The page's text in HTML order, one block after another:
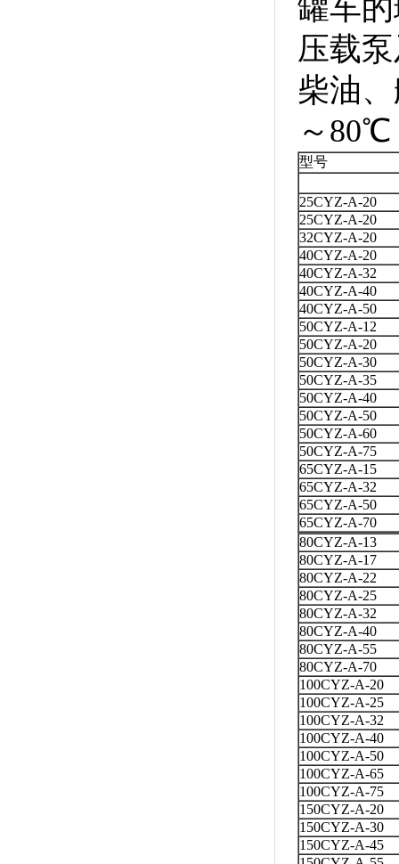
罐车
压载
柴油
～80℃
型号
25CYZ-A-20
25CYZ-A-20
32CYZ-A-20
40CYZ-A-20
40CYZ-A-32
40CYZ-A-40
40CYZ-A-50
50CYZ-A-12
50CYZ-A-20
50CYZ-A-30
50CYZ-A-35
50CYZ-A-40
50CYZ-A-50
50CYZ-A-60
50CYZ-A-75
65CYZ-A-15
65CYZ-A-32
65CYZ-A-50
65CYZ-A-70
80CYZ-A-13
80CYZ-A-17
80CYZ-A-22
80CYZ-A-25
80CYZ-A-32
80CYZ-A-40
80CYZ-A-55
80CYZ-A-70
100CYZ-A-20
100CYZ-A-25
100CYZ-A-32
100CYZ-A-40
100CYZ-A-50
100CYZ-A-65
100CYZ-A-75
150CYZ-A-20
150CYZ-A-30
150CYZ-A-45